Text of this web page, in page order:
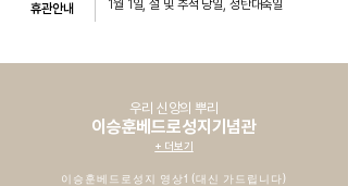
휴관안내 1월 1일, 설 및 추석 당일, 성탄대축일
우리 신앙의 뿌리
이승훈베드로성지기념관
+ 더보기
이승훈베드로성지 영상1 (대신 가드립니다)